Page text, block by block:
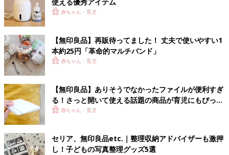
使える優秀アイテム
赤ちゃん・育児
【無印良品】再販待ってました！ 丈夫で使いやすい1
本約25円「革命的マルチバンド」
赤ちゃん・育児
【無印良品】ありそうでなかったファイルが便利すぎ
る！さっと開いて使える話題の商品が育児にもぴった
り 赤ちゃん・育児
セリア、無印良品etc.｜整理収納アドバイザーも激押
し！子どもの写真整理グッズ5選